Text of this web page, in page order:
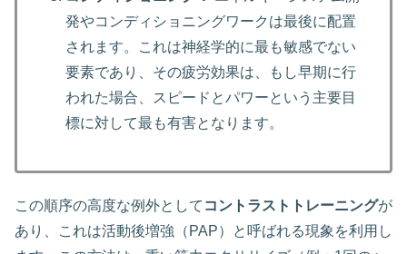
発やコンディショニングワークは最後に配置
されます。これは神経学的に最も敏感でない
要素であり、その疲労効果は、もし早期に行
われた場合、スピードとパワーという主要目
標に対して最も有害となります。
この順序の高度な例外として コントラストトレーニングが
あり、これは活動後増強（PAP）と呼ばれる現象を利用し